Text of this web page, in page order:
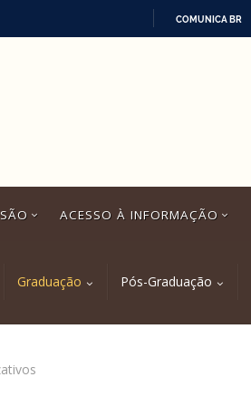
COMUNICA BR
ACESSO À INFORMAÇÃO
Graduação Pós-Graduação